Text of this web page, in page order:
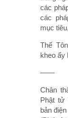
các
các
mục
Thế
kheo ấy
——
Chân
Phật tử
bản